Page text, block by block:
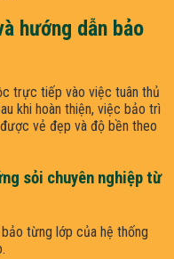
hướng dẫn bảo
trực tiếp vào việc tuân thủ
khi hoàn thiện, việc bảo trì
vẻ đẹp và độ bền theo
sỏi chuyên nghiệp từ
từng lớp của hệ thống